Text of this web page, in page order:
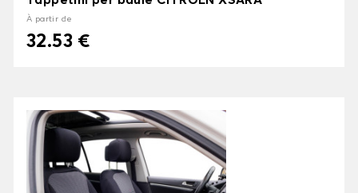
À partir de
32.53 €